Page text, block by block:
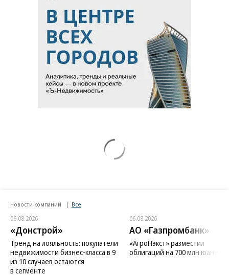
Новости компаний Все
06.08.2026
«Донстрой»
Тренд на лояльность: покупатели
недвижимости бизнес-класса в 9
из 10 случаев остаются
в сегменте
06.08.2026
АО «Газпромбанк»
«АгроНэкст» разместил
облигаций на 700 млн юаней